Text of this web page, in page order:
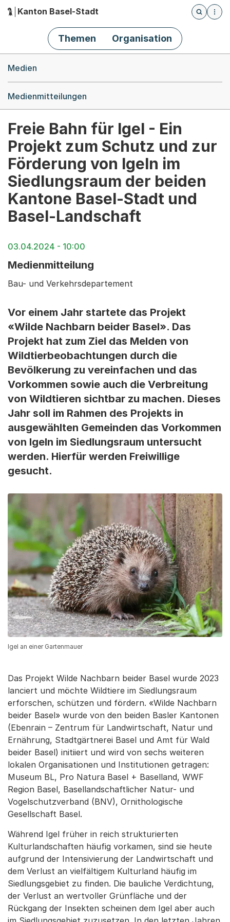
Hauptnavigation
Kanton Basel-Stadt
Öffnet
Themen Organisation
Medien
Medienmitteilungen
Freie Bahn für Igel - Ein
Projekt zum Schutz und zur
Förderung von Igeln im
Siedlungsraum der beiden
Kantone Basel-Stadt und
Basel-Landschaft
03.04.2024 - 10:00
Medienmitteilung
Bau- und Verkehrsdepartement
Vor einem Jahr startete das Projekt
«Wilde Nachbarn beider Basel». Das
Projekt hat zum Ziel das Melden von
Wildtierbeobachtungen durch die
Bevölkerung zu vereinfachen und das
Vorkommen sowie auch die Verbreitung
von Wildtieren sichtbar zu machen. Dieses
Jahr soll im Rahmen des Projekts in
ausgewählten Gemeinden das Vorkommen
von Igeln im Siedlungsraum untersucht
werden. Hierfür werden Freiwillige
gesucht.
Igel an einer Gartenmauer
Das Projekt Wilde Nachbarn beider Basel wurde 2023
lanciert und möchte Wildtiere im Siedlungsraum
erforschen, schützen und fördern. «Wilde Nachbarn
beider Basel» wurde von den beiden Basler Kantonen
(Ebenrain – Zentrum für Landwirtschaft, Natur und
Ernährung, Stadtgärtnerei Basel und Amt für Wald
beider Basel) initiiert und wird von sechs weiteren
lokalen Organisationen und Institutionen getragen:
Museum BL, Pro Natura Basel + Baselland, WWF
Region Basel, Basellandschaftlicher Natur- und
Vogelschutzverband (BNV), Ornithologische
Gesellschaft Basel.
Während Igel früher in reich strukturierten
Kulturlandschaften häufig vorkamen, sind sie heute
aufgrund der Intensivierung der Landwirtschaft und
dem Verlust an vielfältigem Kulturland häufig im
Siedlungsgebiet zu finden. Die bauliche Verdichtung,
der Verlust an wertvoller Grünfläche und der
Rückgang der Insekten scheinen dem Igel aber auch